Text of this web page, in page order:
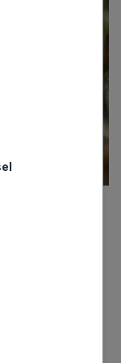
Korupsi
Yaqut
terkait
tersebut
KPK optimis